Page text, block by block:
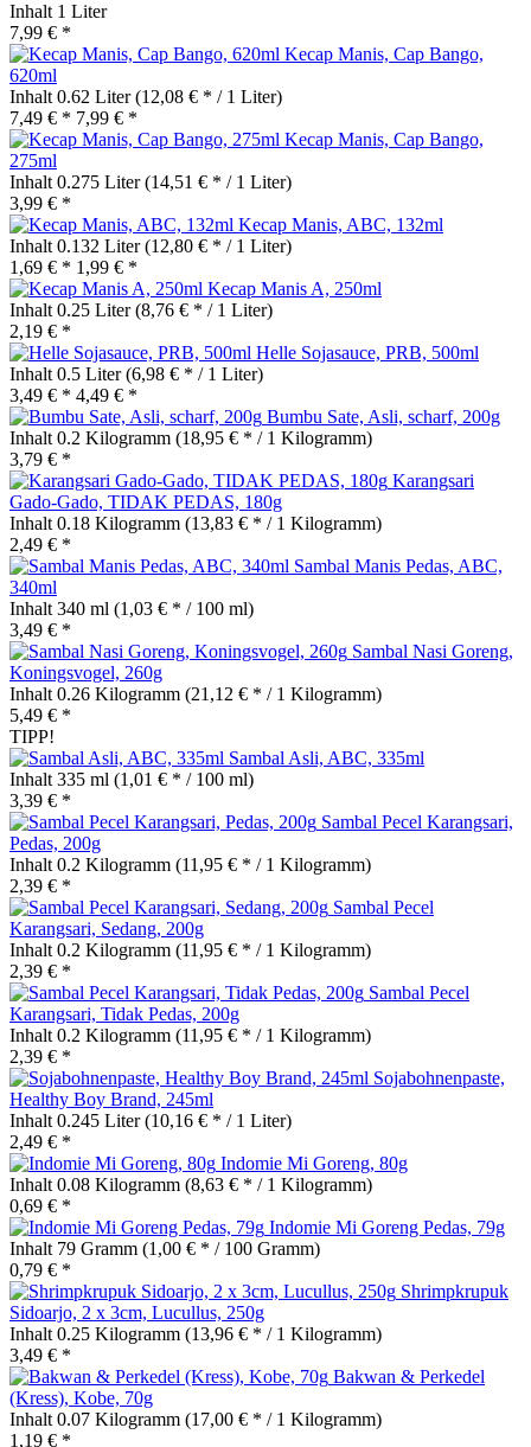
Inhalt 1 Liter
7,99 € *
Kecap Manis, Cap Bango,
620ml
Inhalt 0.62 Liter(12,08 € * / 1 Liter)
7,49 € * 7,99 € *
Kecap Manis, Cap Bango,
275ml
Inhalt 0.275 Liter(14,51 € * / 1 Liter)
3,99 € *
Kecap Manis, ABC, 132ml
Inhalt 0.132 Liter(12,80 € * / 1 Liter)
1,69 € * 1,99 € *
Kecap Manis A, 250ml
Inhalt 0.25 Liter(8,76 € * / 1 Liter)
2,19 € *
Helle Sojasauce, PRB, 500ml
Inhalt 0.5 Liter(6,98 € * / 1 Liter)
3,49 € * 4,49 € *
Bumbu Sate, Asli, scharf, 200g
Inhalt 0.2 Kilogramm (18,95 € * / 1 Kilogramm)
3,79 € *
Karangsari
Gado-Gado, TIDAK PEDAS, 180g
Inhalt 0.18 Kilogramm (13,83 € * / 1 Kilogramm)
2,49 € *
Sambal Manis Pedas, ABC,
340ml
Inhalt 340 ml (1,03 € * / 100 ml)
3,49 € *
Sambal Nasi Goreng,
Koningsvogel, 260g
Inhalt 0.26 Kilogramm (21,12 € * / 1 Kilogramm)
5,49 € *
TIPP!
Sambal Asli, ABC, 335ml
Inhalt 335 ml (1,01 € * / 100 ml)
3,39 € *
Sambal Pecel Karangsari,
Pedas, 200g
Inhalt 0.2 Kilogramm (11,95 € * / 1 Kilogramm)
2,39 € *
Sambal Pecel
Karangsari, Sedang, 200g
Inhalt 0.2 Kilogramm (11,95 € * / 1 Kilogramm)
2,39 € *
Sambal Pecel
Karangsari, Tidak Pedas, 200g
Inhalt 0.2 Kilogramm (11,95 € * / 1 Kilogramm)
2,39 € *
Sojabohnenpaste,
Healthy Boy Brand, 245ml
Inhalt 0.245 Liter(10,16 € * / 1 Liter)
2,49 € *
Indomie Mi Goreng, 80g
Inhalt 0.08 Kilogramm (8,63 € * / 1 Kilogramm)
0,69 € *
Indomie Mi Goreng Pedas, 79g
Inhalt 79 Gramm (1,00 € * / 100 Gramm)
0,79 € *
Shrimpkrupuk
Sidoarjo, 2 x 3cm, Lucullus, 250g
Inhalt 0.25 Kilogramm (13,96 € * / 1 Kilogramm)
3,49 € *
Bakwan & Perkedel
(Kress), Kobe, 70g
Inhalt 0.07 Kilogramm (17,00 € * / 1 Kilogramm)
1,19 € *